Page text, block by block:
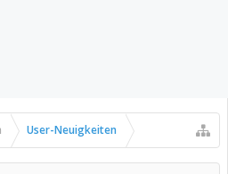
User-Neuigkeiten